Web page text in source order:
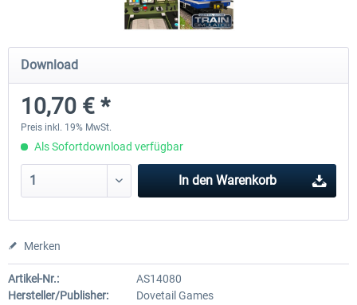
Im Köblitzer Bergland 3 reloaded
29,95 € *
VirtualTracks - Ringbahn
Download
10,70 € *
Preis inkl. 19% MwSt.
Als Sofortdownload verfügbar
In den Warenkorb
Merken
Artikel-Nr.:
AS14080
Hersteller/Publisher:
Dovetail Games